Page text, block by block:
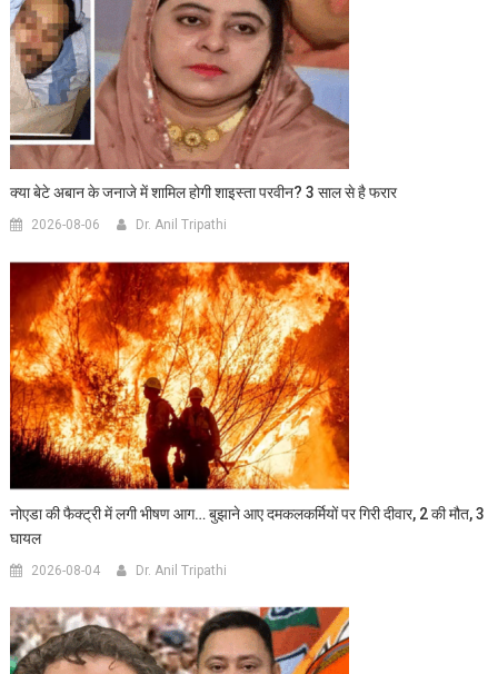
क्या बेटे अबान के जनाजे में शामिल होगी शाइस्ता परवीन? 3 साल से है फरार
2026-08-06 Dr. Anil Tripathi
नोएडा की फैक्ट्री में लगी भीषण आग… बुझाने आए दमकलकर्मियों पर गिरी दीवार, 2 की मौत, 3
घायल
2026-08-04 Dr. Anil Tripathi